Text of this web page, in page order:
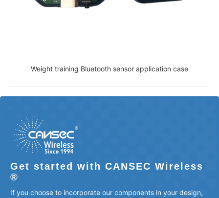
Weight training Bluetooth sensor application case
Get started with CANSEC Wireless
®
If you choose to incorporate our components in your design,